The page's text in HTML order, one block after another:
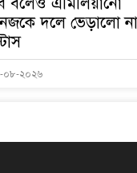
দলে ভেড়ালো না
০৮-২০২৬